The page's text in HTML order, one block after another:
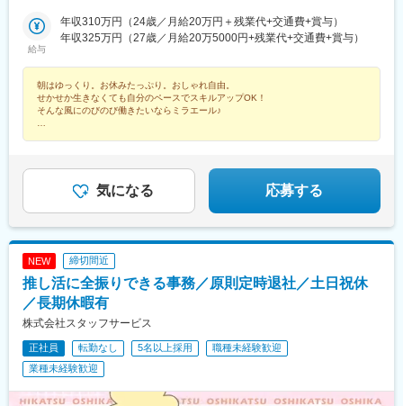
崎駅、宮城野原駅、京成成田駅、宮原駅、久喜駅、久屋大通駅、
祇園駅(福岡県)、岩本町駅、岩塚駅、丸の内駅(愛知県)、関内駅、
島県)、越谷レイクタウン駅、永田町駅、栄駅(岡山県)、浦和駅、
浦安駅(千葉県)、稲毛駅、稲荷町駅(東京都)、伊丹駅(阪急線)、愛
ば駅(地下鉄)、つくば駅、ささしまライブ駅、さいたま新都心駅、
駅、大阪梅田駅(阪急線)、三宮駅(神戸新交通)、麻布十番駅、西鉄
平尾駅、越中島駅、九州鉄道記念館駅、山陽明石駅、近鉄名古屋
駅、新豊田駅、新豊橋駅、銀座一丁目駅、大開駅、大門駅(東京
(阪神線)、二重橋前駅、三田駅(東京都)、扇町駅(大阪府)、新中野
駅、櫛田神社前駅、古市駅(広島県)、神保町駅、東池袋駅、中央区
役所前駅、平和島駅、東門前駅、大崎広小路駅、京橋駅(大阪府)、
四条大宮駅、両国駅、倉敷市駅、京成船橋駅、馬喰町駅、八丁畷
駅、本川越駅、千里中央駅(大阪モノレール)、外苑前駅、都庁前
駅、さくら夙川駅、狸小路駅、熊本城・市役所前駅、新日本橋
駅、西代駅、鹿島田駅、札幌駅、新宿三丁目駅、新芝浦駅、京急
新子安駅、車道駅、四ツ橋駅、くいな橋駅、小田井駅、馬喰横山
駅、淡路町駅、縮景園前駅、参宮橋駅、赤羽橋駅、千種駅、西早
稲田駅、猿猴橋町駅、桂川駅(京都府)、北四番丁駅、新御茶ノ水
リモートワーク導入企業も◆20代の女性を中心に活躍中＜配属先
例＞カネボウ化粧品、KDDI、一休、リクルートグループ、
ループ、パナソニックグループ関西：三菱重工業、ローム、住友
ゴム工業、広島：広島ホームテレビ、マツダロジスティクスな
ど、配属先は大手有名企業やグループ会社が中心。4295名以上が
就業先企業の直接雇用へ！（2026年3月末実績）入社後平均2年で
就業条件明示書で明示します）※自動車通勤OK（エリア・配属先
によって変動）
流山おおたかの森駅、淀屋橋駅、与野駅、有楽町駅、薬院大通
駅、薬院駅、門沢橋駅、門前仲町駅、門司港駅、明石駅、名鉄名
駅、旭川駅、大谷地駅、新さっぽろ駅、豊田市駅、豊洲駅、豊橋
駅、宝町駅(東京都)、平和通駅、平塚駅、平間駅、兵庫駅、福岡空
駅、武蔵浦和駅、浜町駅、浜松町駅、恵比寿駅、姫路駅、備前西
(東京都)、八丁堀駅(広島県)、白山駅(新潟県)、柏駅、博多駅、南
行徳駅、播磨町駅、日野駅(滋賀県)、日本大通り駅、日本橋駅(東
駅、東海通駅、島氏永駅、土橋駅(愛知県)、土浦駅、田町駅(東京
都)、田崎橋駅、天満橋駅、天満駅、天神橋筋六丁目駅、天神駅、
鶴見駅、鶴間駅、通町筋駅、追浜駅、長堀橋駅、長田駅(大阪府)、
長岡京駅、朝霞駅、中野坂上駅、中野栄駅、中電前駅、中津駅(地
下鉄)、中洲川端駅、中筋駅、竹田駅(京都府)、竹橋駅、池袋駅、
都)、大師橋駅、大崎駅、大阪ビジネスパーク駅、大阪駅、大濠公
園駅、大宮駅(埼玉県)、大宮駅(京都府)、袋町駅、袋井駅、多賀城
善行駅、船橋競馬場駅、船橋駅、浅草橋駅、泉中央駅、川崎駅、
給与
年収310万円（24歳／月給20万円＋残業代+交通費+賞与）
年収325万円（27歳／月給20万5000円+残業代+交通費+賞与）
朝はゆっくり。お休みたっぷり。おしゃれ自由。
せかせか生きなくても自分のペースでスキルアップOK！
そんな風にのびのび働きたいならミラエール♪
気になる 応募する
NEW 締切間近
推し活に全振りできる事務／原則定時退社／土日祝休
／長期休暇有
株式会社スタッフサービス
正社員 転勤なし 5名以上採用
職種未経験歓迎
業種未経験歓迎